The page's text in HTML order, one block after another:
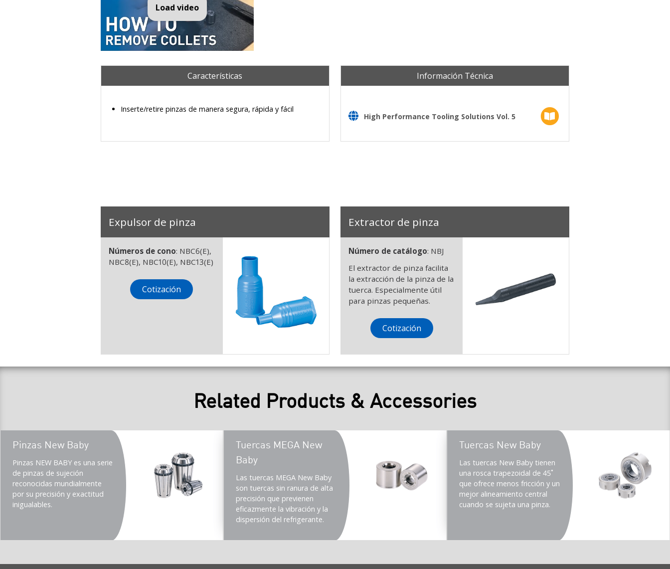
Load video How to Remove Collets with Collet Ejectors | BIG DAISHOWA-Americas
Características
Inserte/retire pinzas de manera segura, rápida y fácil
Información Técnica
High Performance Tooling Solutions Vol. 5
Expulsor de pinza
Números de cono: NBC6(E),
NBC8(E), NBC10(E), NBC13(E)
Cotización
Extractor de pinza
Número de catálogo: NBJ
El extractor de pinza facilita
la extracción de la pinza de la
tuerca. Especialmente útil
para pinzas pequeñas.
Cotización
Related Products & Accessories
Teaser
title
Pinzas New Baby
Teaser
description
(Imperial)
Pinzas NEW BABY es una serie
de pinzas de sujeción
reconocidas mundialmente
por su precisión y exactitud
inigualables.
Teaser
title
Tuercas MEGA New
Baby
Teaser
description
(Imperial)
Las tuercas MEGA New Baby
son tuercas sin ranura de alta
precisión que previenen
eficazmente la vibración y la
dispersión del refrigerante.
Teaser
title
Tuercas New Baby
Teaser
description
(Imperial)
Las tuercas New Baby tienen
una rosca trapezoidal de 45˚
que ofrece menos fricción y un
mejor alineamiento central
cuando se sujeta una pinza.